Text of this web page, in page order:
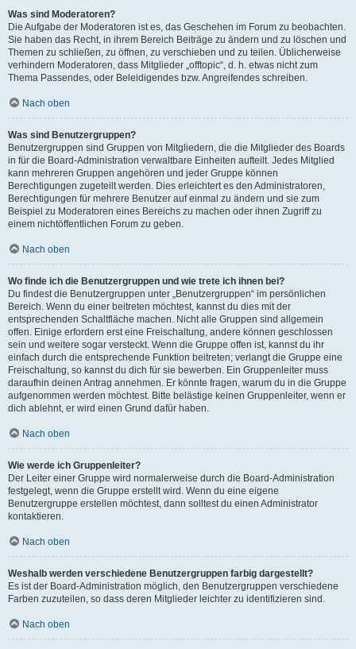
Was sind Moderatoren?
Die Aufgabe der Moderatoren ist es, das Geschehen im Forum zu beobachten.
Sie haben das Recht, in ihrem Bereich Beiträge zu ändern und zu löschen und
Themen zu schließen, zu öffnen, zu verschieben und zu teilen. Üblicherweise
verhindern Moderatoren, dass Mitglieder „offtopic“, d. h. etwas nicht zum
Thema Passendes, oder Beleidigendes bzw. Angreifendes schreiben.
Nach oben
Was sind Benutzergruppen?
Benutzergruppen sind Gruppen von Mitgliedern, die die Mitglieder des Boards
in für die Board-Administration verwaltbare Einheiten aufteilt. Jedes Mitglied
kann mehreren Gruppen angehören und jeder Gruppe können
Berechtigungen zugeteilt werden. Dies erleichtert es den Administratoren,
Berechtigungen für mehrere Benutzer auf einmal zu ändern und sie zum
Beispiel zu Moderatoren eines Bereichs zu machen oder ihnen Zugriff zu
einem nichtöffentlichen Forum zu geben.
Nach oben
Wo finde ich die Benutzergruppen und wie trete ich ihnen bei?
Du findest die Benutzergruppen unter „Benutzergruppen“ im persönlichen
Bereich. Wenn du einer beitreten möchtest, kannst du dies mit der
entsprechenden Schaltfläche machen. Nicht alle Gruppen sind allgemein
offen. Einige erfordern erst eine Freischaltung, andere können geschlossen
sein und weitere sogar versteckt. Wenn die Gruppe offen ist, kannst du ihr
einfach durch die entsprechende Funktion beitreten; verlangt die Gruppe eine
Freischaltung, so kannst du dich für sie bewerben. Ein Gruppenleiter muss
daraufhin deinen Antrag annehmen. Er könnte fragen, warum du in die Gruppe
aufgenommen werden möchtest. Bitte belästige keinen Gruppenleiter, wenn er
dich ablehnt, er wird einen Grund dafür haben.
Nach oben
Wie werde ich Gruppenleiter?
Der Leiter einer Gruppe wird normalerweise durch die Board-Administration
festgelegt, wenn die Gruppe erstellt wird. Wenn du eine eigene
Benutzergruppe erstellen möchtest, dann solltest du einen Administrator
kontaktieren.
Nach oben
Weshalb werden verschiedene Benutzergruppen farbig dargestellt?
Es ist der Board-Administration möglich, den Benutzergruppen verschiedene
Farben zuzuteilen, so dass deren Mitglieder leichter zu identifizieren sind.
Nach oben